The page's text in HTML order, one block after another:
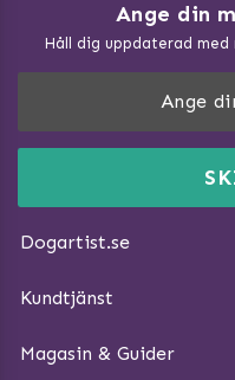
Ange din
Håll dig uppdaterad med
Dogartist.se
DogArtist.se drivs av:
E-post:info@dogartist.se
Kundtjänst
Ångra Köp
Magasin & Guider
Vad kan hundar äta?
Träna Nose Work hemma
Så gör du promenaden
Hundbäddar